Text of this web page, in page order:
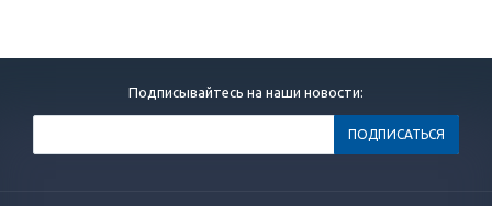
Подписывайтесь на наши новости: